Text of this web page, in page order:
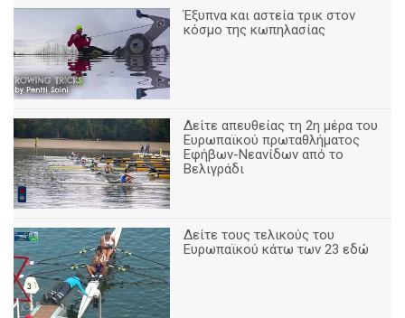
Έξυπνα και αστεία τρικ στον
κόσμο της κωπηλασίας
Δείτε απευθείας τη 2η μέρα του
Ευρωπαϊκού πρωταθλήματος
Εφήβων-Νεανίδων από το
Βελιγράδι
Δείτε τους τελικούς του
Ευρωπαϊκού κάτω των 23 εδώ